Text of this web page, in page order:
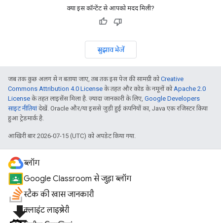
क्या इस कॉन्टेंट से आपको मदद मिली?
सुझाव भेजें
जब तक कुछ अलग से न बताया जाए, तब तक इस पेज की सामग्री कोCreative
Commons Attribution 4.0 License के तहत और कोड के नमूनों कोApache 2.0
License के तहत लाइसेंस मिला है. ज़्यादा जानकारी के लिए, Google Developers
साइट नीतियांदेखें. Oracle और/या इससे जुड़ी हुई कंपनियों का, Java एक रजिस्टर किया
हुआ ट्रेडमार्क है.
आखिरी बार 2026-07-15 (UTC) को अपडेट किया गया.
ब्लॉग
Google Classroom से जुड़ा ब्लॉग
स्टैक की खास जानकारी
file_downloadक्लाइंट लाइब्रेरी